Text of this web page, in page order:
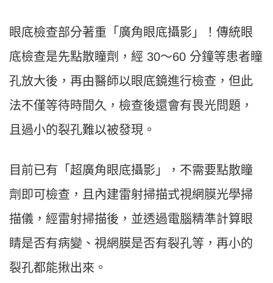
眼底檢查部分著重「廣角眼底攝影」！傳統眼
底檢查是先點散瞳劑，經 30〜60 分鐘等患者瞳
孔放大後，再由醫師以眼底鏡進行檢查，但此
法不僅等待時間久，檢查後還會有畏光問題，
且過小的裂孔難以被發現。
目前已有「超廣角眼底攝影」，不需要點散瞳
劑即可檢查，且內建雷射掃描式視網膜光學掃
描儀，經雷射掃描後，並透過電腦精準計算眼
睛是否有病變、視網膜是否有裂孔等，再小的
裂孔都能揪出來。